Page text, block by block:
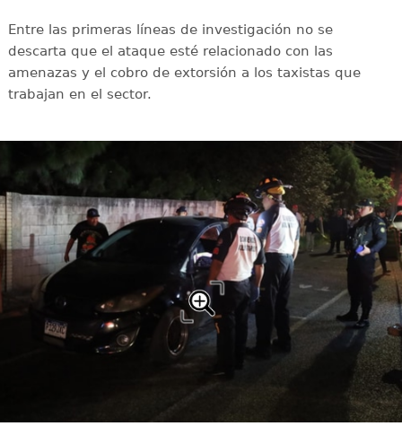
Entre las primeras líneas de investigación no se
descarta que el ataque esté relacionado con las
amenazas y el cobro de extorsión a los taxistas que
trabajan en el sector.